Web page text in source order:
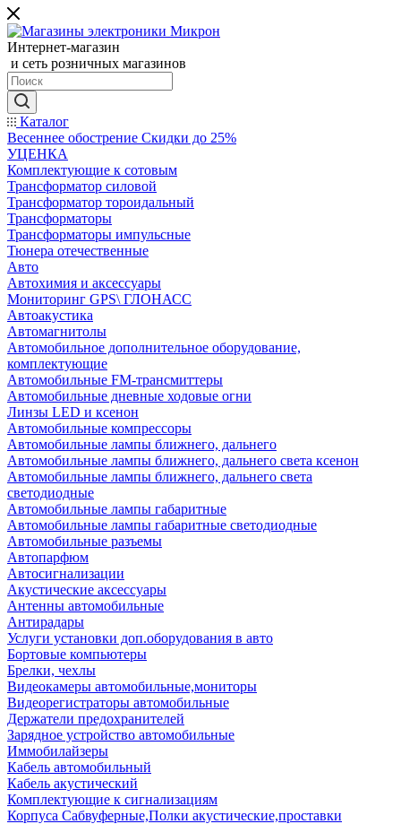
Интернет-магазин
и сеть розничных магазинов
Каталог
Весеннее обострение Скидки до 25%
УЦЕНКА
Комплектующие к сотовым
Трансформатор силовой
Трансформатор тороидальный
Трансформаторы
Трансформаторы импульсные
Тюнера отечественные
Авто
Автохимия и аксессуары
Мониторинг GPS\ ГЛОНАСС
Автоакустика
Автомагнитолы
Автомобильное дополнительное оборудование,
комплектующие
Автомобильные FM-трансмиттеры
Автомобильные дневные ходовые огни
Линзы LED и ксенон
Автомобильные компрессоры
Автомобильные лампы ближнего, дальнего
Автомобильные лампы ближнего, дальнего света ксенон
Автомобильные лампы ближнего, дальнего света
светодиодные
Автомобильные лампы габаритные
Автомобильные лампы габаритные светодиодные
Автомобильные разъемы
Автопарфюм
Автосигнализации
Акустические аксессуары
Антенны автомобильные
Антирадары
Услуги установки доп.оборудования в авто
Бортовые компьютеры
Брелки, чехлы
Видеокамеры автомобильные,мониторы
Видеорегистраторы автомобильные
Держатели предохранителей
Зарядное устройство автомобильные
Иммобилайзеры
Кабель автомобильный
Кабель акустический
Комплектующие к сигнализациям
Корпуса Сабвуферные,Полки акустические,проставки